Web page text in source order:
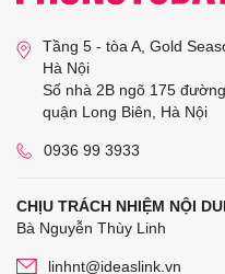
Tầng 5 - tòa A, Gold
Hà Nội
Số nhà 2B ngõ 175
quận Long Biên, Hà Nội
0936 99 3933
CHỊU TRÁCH NHIỆM NỘI
Bà Nguyễn Thùy Linh
linhnt@ideaslink.vn